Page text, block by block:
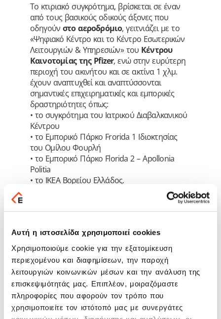
Αυτή η ιστοσελίδα χρησιμοποιεί cookies
Χρησιμοποιούμε cookie για την εξατομίκευση
περιεχομένου και διαφημίσεων, την παροχή
λειτουργιών κοινωνικών μέσων και την ανάλυση της
επισκεψιμότητάς μας. Επιπλέον, μοιραζόμαστε
πληροφορίες που αφορούν τον τρόπο που
χρησιμοποιείτε τον ιστότοπό μας με συνεργάτες
Το κτιριακό συγκρότημα, βρίσκεται σε έναν
από τους βασικούς οδικούς άξονες που
οδηγούν στο αεροδρόμιο, γειτνιάζει με το
«Ψηφιακό Κέντρο και το Κέντρο Εσωτερικών
Λειτουργιών & Υπηρεσιών» του Κέντρου
Καινοτομίας της Pfizer, ενώ στην ευρύτερη
περιοχή του ακινήτου και σε ακτίνα 1 χλμ.
έχουν αναπτυχθεί και αναπτύσσονται
σημαντικές επιχειρηματικές και εμπορικές
δραστηριότητες όπως:
• το συγκρότημα του Ιατρικού Διαβαλκανικού
Κέντρου
• το Εμπορικό Πάρκο Frorida 1 Ιδιοκτησίας
του Ομίλου Φουρλή
• το Εμπορικό Πάρκο Florida 2 – Apollonia
Politia
• τo IKEA Βορείου Ελλάδος.
Επίσης, σε κοντινή απόσταση από το κτίριο,
βρίσκεται η «Τεχνόπολη Θεσσαλονίκης» και
Θεσσαλονίκης «Thess INTEC».
αξιοποίησης του ακινήτου και της
ανακατασκευής του, σύμφωνα με τις
απαραίτητες τεχνολογικές και αρχιτεκτονικές
προδιαγραφές. Στο νέο κτιριακό συγκρότημα,
το οποίο θα διαθέτει σύγχρονες υποδομές
υψηλής ποιότητας, θα μετεγκατασταθούν